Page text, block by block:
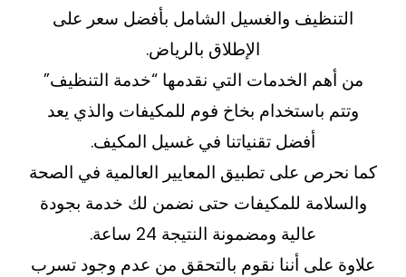
التنظيف والغسيل الشامل بأفضل سعر على
الإطلاق بالرياض.
من أهم الخدمات التي نقدمها “خدمة التنظيف”
وتتم باستخدام بخاخ فوم للمكيفات والذي يعد
أفضل تقنياتنا في غسيل المكيف.
كما نحرص على تطبيق المعايير العالمية في الصحة
والسلامة للمكيفات حتى نضمن لك خدمة بجودة
عالية ومضمونة النتيجة 24 ساعة.
علاوة على أننا نقوم بالتحقق من عدم وجود تسرب